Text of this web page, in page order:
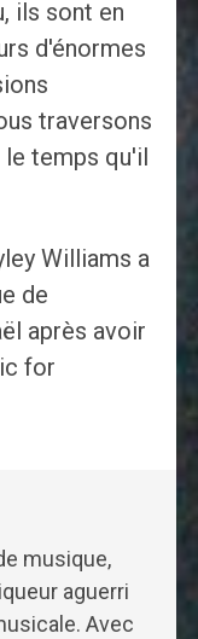
ils sont en
d'énormes
traversons
le temps qu'il
Williams a
de
après avoir
for
musique,
aguerri
Avec